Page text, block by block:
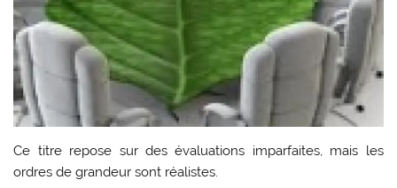
Ce titre repose sur des évaluations imparfaites, mais les
ordres de grandeur sont réalistes.